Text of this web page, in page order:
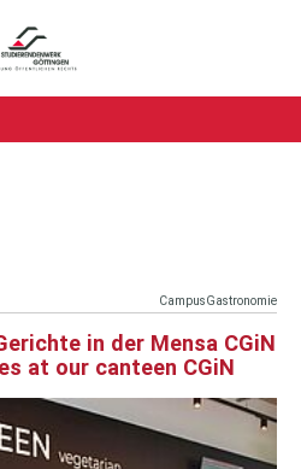
CampusGastronomie
in der Mensa CGiN
at our canteen CGiN